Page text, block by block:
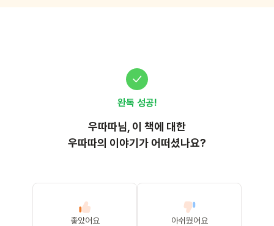
완독 성공!
우따따님, 이 책에 대한
우따따의 이야기가 어떠셨나요?
좋았어요 아쉬웠어요